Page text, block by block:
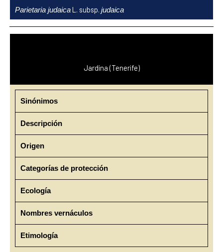
contenido
Parietaria judaicaL. subsp. judaica
Jardina (Tenerife)
Sinónimos
Descripción
Origen
Categorías de protección
Ecología
Nombres vernáculos
Etimología